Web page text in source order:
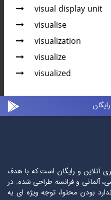
visual display unit
visualise
visualization
visualize
visualized
آنلاین و رایگان است که با هدف
آلمانی و فرانسه طراحی شده. در
بودن محتوا، توجه ویژه ای به